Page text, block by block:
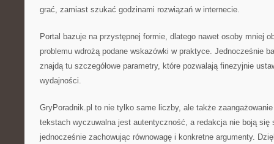
grać, zamiast szukać godzinami rozwiązań w internecie.
Portal bazuje na przystępnej formie, dlatego nawet osoby mniej
problemu wdrożą podane wskazówki w praktyce. Jednocześnie
znajdą tu szczegółowe parametry, które pozwalają finezyjnie
wydajności.
GryPoradnik.pl to nie tylko same liczby, ale także
tekstach wyczuwalna jest autentyczność, a redakcja nie boją się
jednocześnie zachowując równowagę i konkretne argumenty.